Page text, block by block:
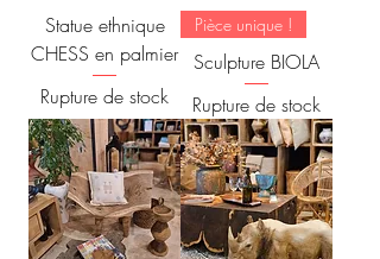
Statue ethnique
CHESS en palmier
Rupture de stock
Pièce unique !
Sculpture BIOLA
Rupture de stock